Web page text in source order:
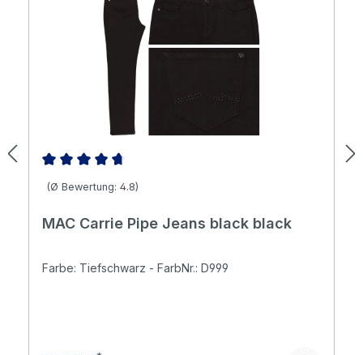
Durchschnittliche Bewertung von 4.83 von 5 Sternen
(Ø Bewertung: 4.8)
MAC Carrie Pipe Jeans black black
Farbe: Tiefschwarz - FarbNr.: D999